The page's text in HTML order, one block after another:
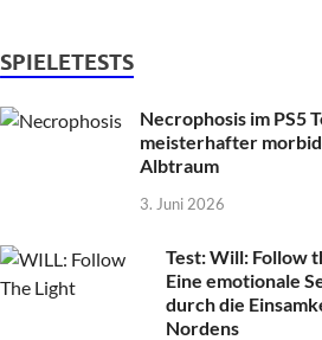
SPIELETESTS
Necrophosis im PS5
meisterhafter
Albtraum
3. Juni 2026
Test: Will: Follow
Eine emotionale
durch die
Nordens